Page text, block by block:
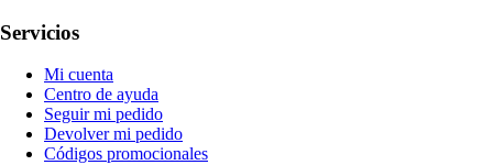
Servicios
Mi cuenta
Centro de ayuda
Seguir mi pedido
Devolver mi pedido
Códigos promocionales